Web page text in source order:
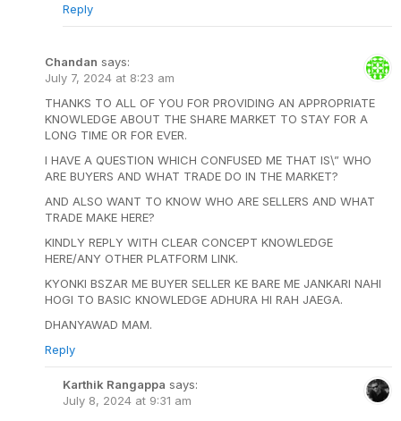
Reply
Chandan says:
July 7, 2024 at 8:23 am
THANKS TO ALL OF YOU FOR PROVIDING AN APPROPRIATE
KNOWLEDGE ABOUT THE SHARE MARKET TO STAY FOR A
LONG TIME OR FOR EVER.
I HAVE A QUESTION WHICH CONFUSED ME THAT IS\” WHO
ARE BUYERS AND WHAT TRADE DO IN THE MARKET?
AND ALSO WANT TO KNOW WHO ARE SELLERS AND WHAT
TRADE MAKE HERE?
KINDLY REPLY WITH CLEAR CONCEPT KNOWLEDGE
HERE/ANY OTHER PLATFORM LINK.
KYONKI BSZAR ME BUYER SELLER KE BARE ME JANKARI NAHI
HOGI TO BASIC KNOWLEDGE ADHURA HI RAH JAEGA.
DHANYAWAD MAM.
Reply
Karthik Rangappa says:
July 8, 2024 at 9:31 am